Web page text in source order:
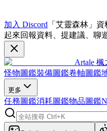
加入 Discord 「艾靈森林」
起來回報資料、提建議、聊
Artale
怪物圖鑑裝備圖鑑卷軸圖鑑
更多
任務圖鑑消耗圖鑑物品圖鑑